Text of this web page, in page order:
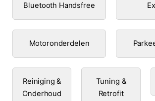
Bluetooth Handsfree
Motoronderdelen
Reiniging &
Onderhoud
Tuning &
Retrofit